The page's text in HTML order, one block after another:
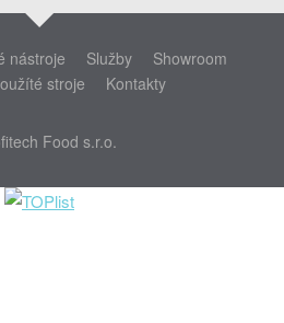
nástroje Služby
Showroom
stroje Kontakty
Food s.r.o.